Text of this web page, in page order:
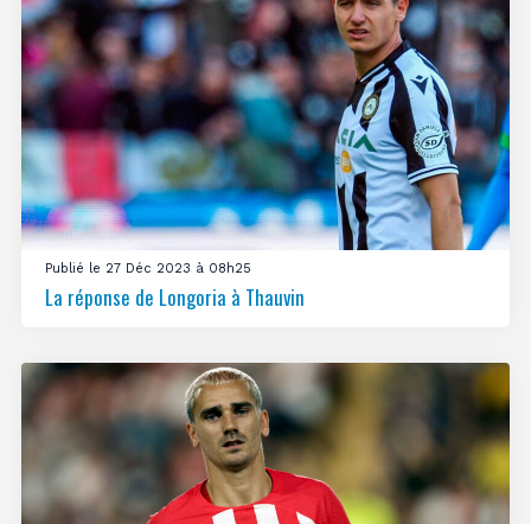
Publié le 27 Déc 2023 à 08h25
La réponse de Longoria à Thauvin